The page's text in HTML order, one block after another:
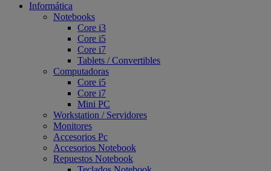
Informática
Notebooks
Core i3
Core i5
Core i7
Tablets / Convertibles
Computadoras
Core i5
Core i7
Mini PC
Workstation / Servidores
Monitores
Accesorios Pc
Accesorios Notebook
Repuestos Notebook